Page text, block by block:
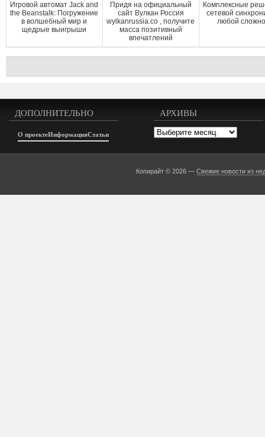
Игровой автомат Jack and
the Beanstalk: Погружение
в волшебный мир и
щедрые выигрыши
Придя на официальный
сайт Вулкан Россия
wylkanrussia.co , получите
масса позитивный
впечатлений
Комплексные
сетевой
любой
ДОПОЛНИТЕЛЬНО
О проектеИнформацияСтатьи
АРХИВЫ
Архивы
Копирайт © 2026 —Свежие новости из